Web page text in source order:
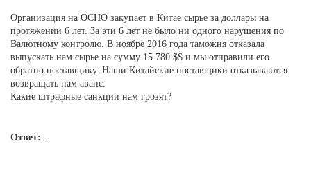
Организация на ОСНО закупает в Китае сырье за доллары на
протяжении 6 лет. За эти 6 лет не было ни одного нарушения по
Валютному контролю. В ноябре 2016 года таможня отказала
выпускать нам сырье на сумму 15 780 $$ и мы отправили его
обратно поставщику. Наши Китайские поставщики отказываются
возвращать нам аванс.
Какие штрафные санкции нам грозят?
Ответ:...